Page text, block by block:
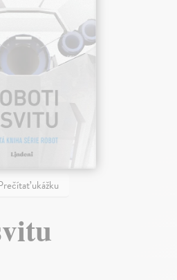
ukážku